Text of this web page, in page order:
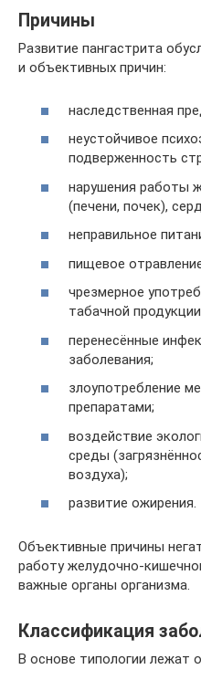
Причины
Развитие пангастрита
и объективных причин:
наследственная
неустойчивое
подверженность
нарушения работы
(печени, почек),
неправильное
пищевое
чрезмерное
табачной
перенесённые
заболевания;
злоупотребление
препаратами;
воздействие
среды
воздуха);
развитие ожирения.
Объективные причины
работу желудочно-
важные органы организма.
Классификация
В основе типологии лежат